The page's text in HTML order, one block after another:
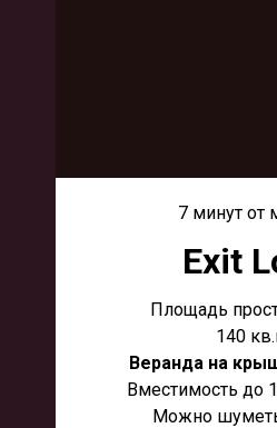
7 минут от
Exit
Площадь
140
Веранда на
Вместимость до
Можно